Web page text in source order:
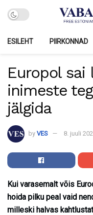
ESILEHT PIIRKONNAD
Europol sai
inimeste
jälgida
by VES 8. juuli
Kui varasemalt võis
hoida pilku peal vaid
milleski halvas